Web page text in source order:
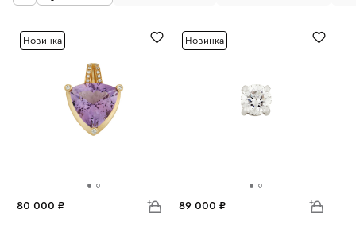
Новинка
80 000 ₽
Новинка
89 000 ₽